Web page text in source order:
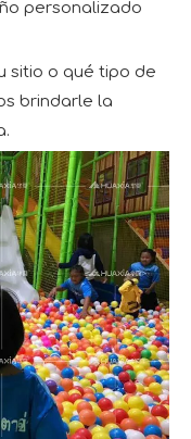
personalizado
sitio o qué tipo de
brindarle la